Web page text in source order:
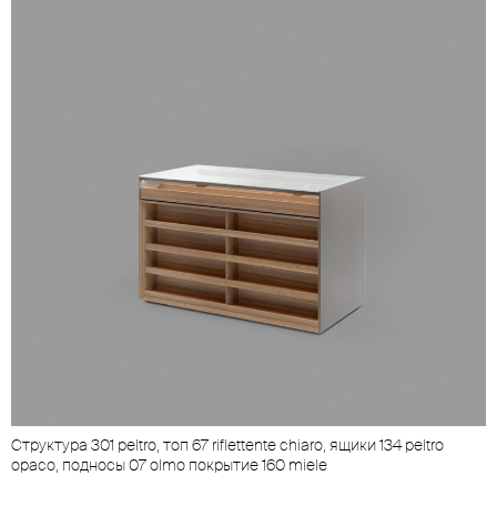
Cтруктура 301 peltro, топ 67 riflettente chiaro, ящики 134 peltro
opaco, подносы 07 olmo покрытие 160 miele